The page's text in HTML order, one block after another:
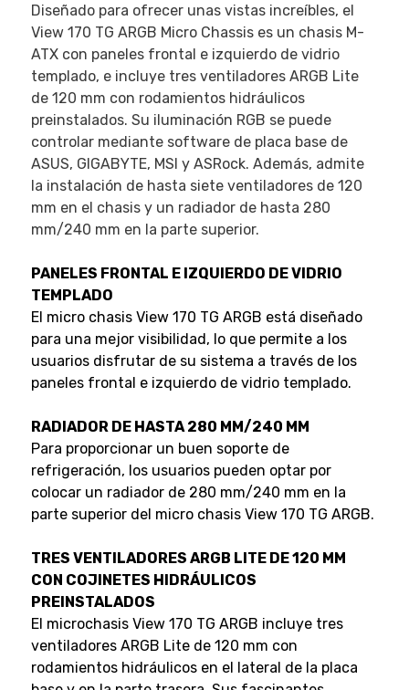
Diseñado para ofrecer unas vistas increíbles, el
View 170 TG ARGB Micro Chassis es un chasis M-
ATX con paneles frontal e izquierdo de vidrio
templado, e incluye tres ventiladores ARGB Lite
de 120 mm con rodamientos hidráulicos
preinstalados. Su iluminación RGB se puede
controlar mediante software de placa base de
ASUS, GIGABYTE, MSI y ASRock. Además, admite
la instalación de hasta siete ventiladores de 120
mm en el chasis y un radiador de hasta 280
mm/240 mm en la parte superior.
PANELES FRONTAL E IZQUIERDO DE VIDRIO
TEMPLADO
El micro chasis View 170 TG ARGB está diseñado
para una mejor visibilidad, lo que permite a los
usuarios disfrutar de su sistema a través de los
paneles frontal e izquierdo de vidrio templado.
RADIADOR DE HASTA 280 MM/240 MM
Para proporcionar un buen soporte de
refrigeración, los usuarios pueden optar por
colocar un radiador de 280 mm/240 mm en la
parte superior del micro chasis View 170 TG ARGB.
TRES VENTILADORES ARGB LITE DE 120 MM
CON COJINETES HIDRÁULICOS
PREINSTALADOS
El microchasis View 170 TG ARGB incluye tres
ventiladores ARGB Lite de 120 mm con
rodamientos hidráulicos en el lateral de la placa